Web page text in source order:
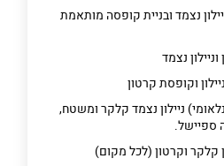
נצמד ובניית קופסה מותאמת
נצמד
וקופסת קרטון
ניילון נצמד קלקר ומשטח,
ספיישל.
קלקר וקרטון (לכל מקום)